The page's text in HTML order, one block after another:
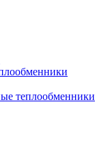
теплообменники